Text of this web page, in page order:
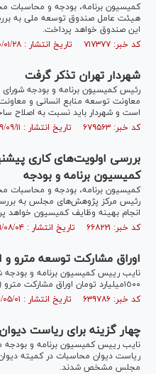
کمیسیون برنامه، بودجه و
این صندوق خواهد پرداخت.
کد خبر: ۷۱۷۳۷۷ تاریخ انتشار : ۱۴۰۰/۰۱/۲۸
شهردار تهران تذکر گرفت
رئیس کمیسیون برنامه و بودجه
معاونت توسعه منابع انسانی و
است و شهردار باید نسبت به اصلاح
کد خبر: ۶۷۹۵۶۳ تاریخ انتشار : ۱۳۹۹/۰۹/۱۱
بررسی اولویت‌های کاری
کمیسیون برنامه و بودجه
کمیسیون برنامه، بودجه و محاسبات
رئیس مرکز پژوهش‌های مجلس به
انجام بهینه وظایف کمیسیون خواهد
کد خبر: ۶۶۸۲۲۱ تاریخ انتشار : ۱۳۹۹/۰۸/۰۴
اوراق مشارکت توسعه مترو و
نایب رییس کمیسیون برنامه و بودجه
١٥٠٠ميليارد تومان اوراق مشاركت مترو (سال٩٨)از طريق بانك عامل خبر داد.
کد خبر: ۶۳۹۷۸۶ تاریخ انتشار : ۱۳۹۹/۰۵/۰۱
چهار گزینه برای ریاست
ریاست دیوان محاسبات در کمیته
مجلس مشخص شدند.